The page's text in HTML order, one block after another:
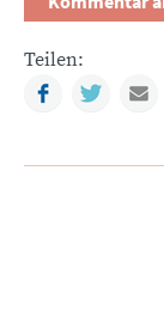
Teilen:
Facebook